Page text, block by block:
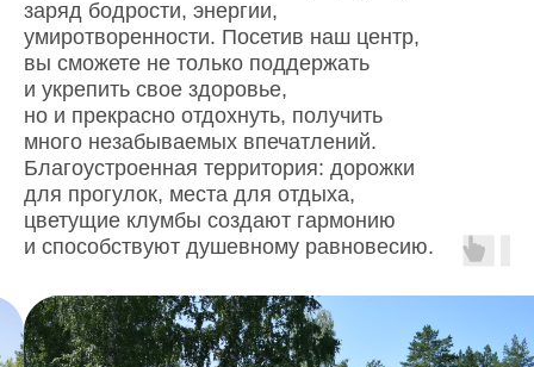
заряд бодрости, энергии,
умиротворенности. Посетив наш центр,
вы сможете не только поддержать
и укрепить свое здоровье,
но и прекрасно отдохнуть, получить
много незабываемых впечатлений.
Благоустроенная территория: дорожки
для прогулок, места для отдыха,
цветущие клумбы создают гармонию
и способствуют душевному равновесию.